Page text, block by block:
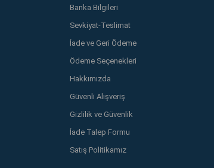
Banka Bilgileri
Sevkiyat-Teslimat
İade ve Geri Ödeme
Ödeme Seçenekleri
Hakkımızda
Güvenli Alışveriş
Gizlilik ve Güvenlik
İade Talep Formu
Satış Politikamız